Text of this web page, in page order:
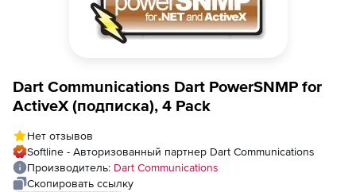
Dart Communications Dart PowerSNMP for
ActiveX (подписка), 4 Pack
Нет отзывов
Softline - Авторизованный партнер Dart Communications
Производитель: Dart Communications
Скопировать ссылку